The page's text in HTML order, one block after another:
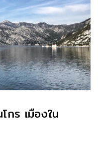
โกร เมืองใน